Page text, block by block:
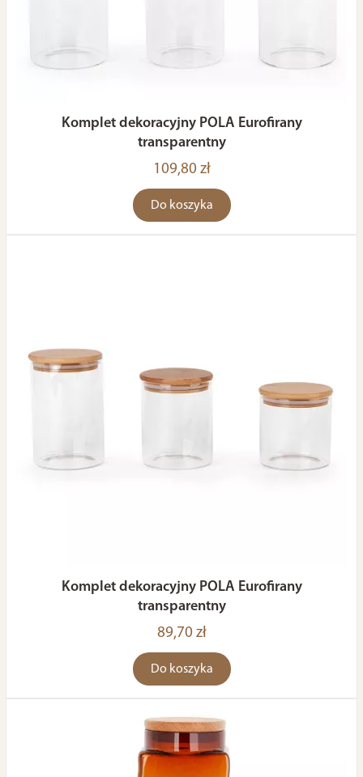
Komplet dekoracyjny POLA Eurofirany
transparentny
109,80 zł
Do koszyka
Komplet dekoracyjny POLA Eurofirany
transparentny
89,70 zł
Do koszyka